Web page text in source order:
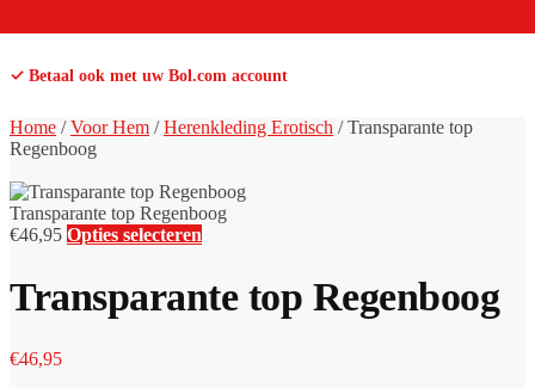
✓ Betaal ook met uw Bol.com account
Home /Voor Hem /Herenkleding Erotisch /Transparante top
Regenboog
Transparante top Regenboog
€46,95 Opties selecteren
Transparante top Regenboog
€46,95